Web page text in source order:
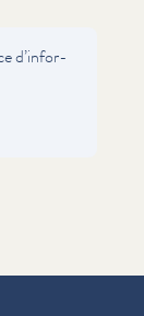
d’in­for­